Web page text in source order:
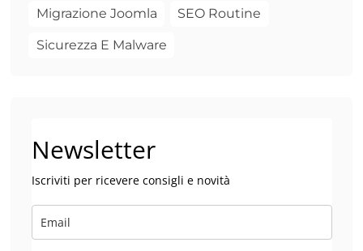
Migrazione Joomla SEO Routine
Sicurezza E Malware
Newsletter
Iscriviti per ricevere consigli e novità